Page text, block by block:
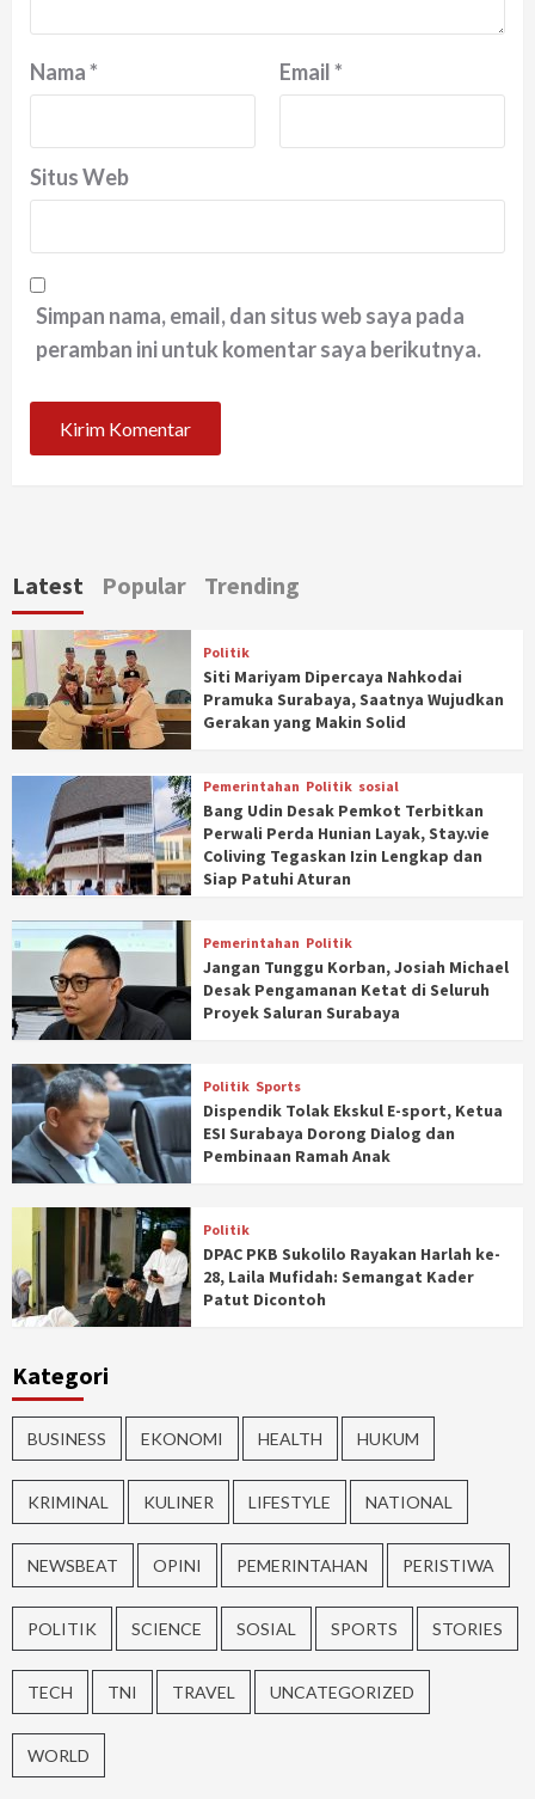
Nama* Email*
Situs Web
Simpan nama, email, dan situs web saya pada
peramban ini untuk komentar saya berikutnya.
Latest Popular Trending
Politik
Siti Mariyam Dipercaya Nahkodai
Pramuka Surabaya, Saatnya Wujudkan
Gerakan yang Makin Solid
Pemerintahan Politik sosial
Bang Udin Desak Pemkot Terbitkan
Perwali Perda Hunian Layak, Stay.vie
Coliving Tegaskan Izin Lengkap dan
Siap Patuhi Aturan
Pemerintahan Politik
Jangan Tunggu Korban, Josiah Michael
Desak Pengamanan Ketat di Seluruh
Proyek Saluran Surabaya
Politik Sports
Dispendik Tolak Ekskul E-sport, Ketua
ESI Surabaya Dorong Dialog dan
Pembinaan Ramah Anak
Politik
DPAC PKB Sukolilo Rayakan Harlah ke-
28, Laila Mufidah: Semangat Kader
Patut Dicontoh
Kategori
BUSINESS EKONOMI HEALTH HUKUM
KRIMINAL KULINER LIFESTYLE NATIONAL
NEWSBEAT OPINI PEMERINTAHAN PERISTIWA
POLITIK SCIENCE SOSIAL SPORTS STORIES
TECH TNI TRAVEL UNCATEGORIZED
WORLD